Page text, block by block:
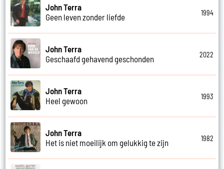
John Terra
Geen leven zonder liefde
1994
John Terra
Geschaafd gehavend geschonden
2022
John Terra
Heel gewoon
1993
John Terra
Het is niet moeilijk om gelukkig te zijn
1982